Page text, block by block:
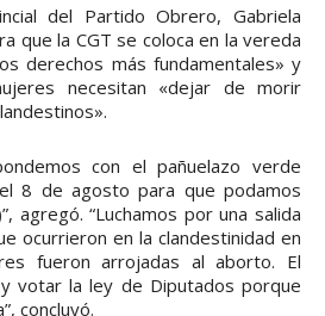
del Partido Obrero, Gabriela
que la CGT se coloca en la vereda
derechos más fundamentales» y
necesitan «dejar de morir
con el pañuelazo verde
8 de agosto para que podamos
agregó. “Luchamos por una salida
ocurrieron en la clandestinidad en
fueron arrojadas al aborto. El
votar la ley de Diputados porque
concluyó.